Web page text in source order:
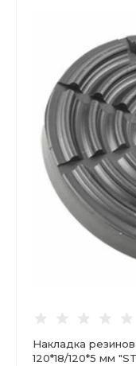
Накладка
120*18/120*5 мм